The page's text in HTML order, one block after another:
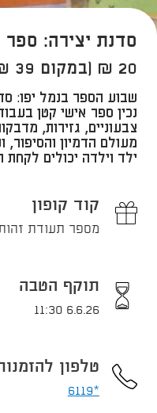
סדנת יצירה: ספר
20 ₪ (במקום 39 ₪)
שבוע הספר בנמל יפו:
נכין ספר אישי קטן
צבעוניים, גזירות,
מעולם הדמיון והסיפור,
ילד וילדה יכולים לקחת
קוד קופון
מספר תעודת
תוקף הטבה
6.6.26 11:30
טלפון
*6119